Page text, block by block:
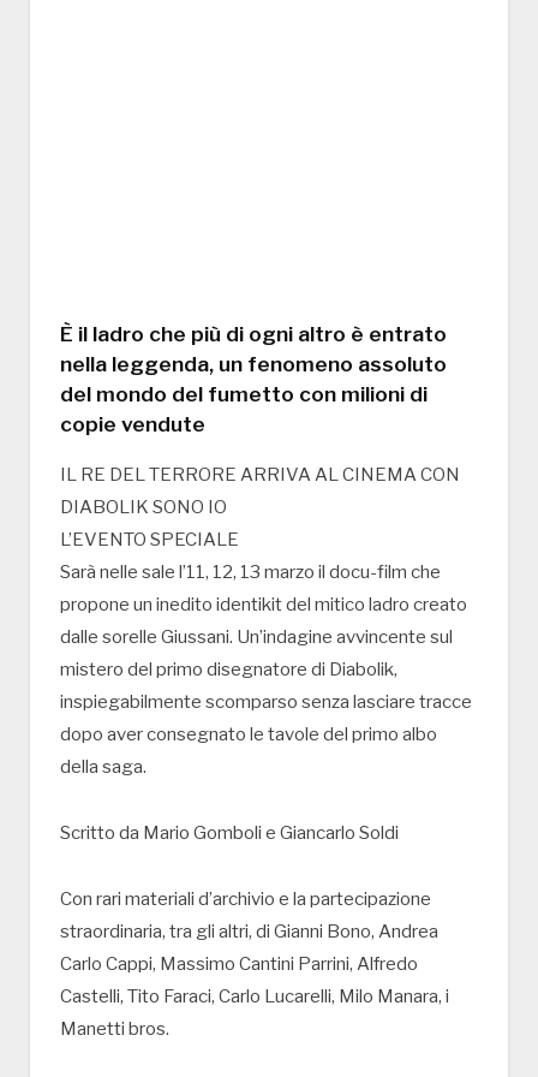
È il ladro che più di ogni altro è entrato
nella leggenda, un fenomeno assoluto
del mondo del fumetto con milioni di
copie vendute
IL RE DEL TERRORE ARRIVA AL CINEMA CON
DIABOLIK SONO IO
L’EVENTO SPECIALE
Sarà nelle sale l’11, 12, 13 marzo il docu-film che
propone un inedito identikit del mitico ladro creato
dalle sorelle Giussani. Un’indagine avvincente sul
mistero del primo disegnatore di Diabolik,
inspiegabilmente scomparso senza lasciare tracce
dopo aver consegnato le tavole del primo albo
della saga.
Scritto da Mario Gomboli e Giancarlo Soldi
Con rari materiali d’archivio e la partecipazione
straordinaria, tra gli altri, di Gianni Bono, Andrea
Carlo Cappi, Massimo Cantini Parrini, Alfredo
Castelli, Tito Faraci, Carlo Lucarelli, Milo Manara, i
Manetti bros.